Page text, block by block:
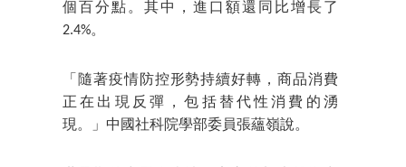
個百分點。其中，進口額還同比增長了
2.4%。
「隨著疫情防控形勢持續好轉，商品消費
正在出現反彈，包括替代性消費的湧
現。」中國社科院學部委員張蘊嶺說。